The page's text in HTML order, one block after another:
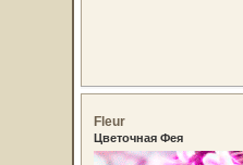
Fleur
Цветочная Фея